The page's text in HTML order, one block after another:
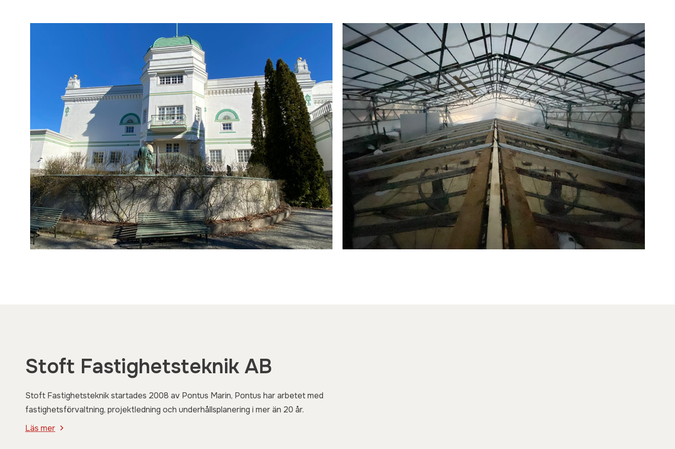
Stoft Fastighetsteknik AB
Stoft Fastighetsteknik startades 2008 av Pontus Marin, Pontus har arbetet med
fastighetsförvaltning, projektledning och underhållsplanering i mer än 20 år.
Läs mer